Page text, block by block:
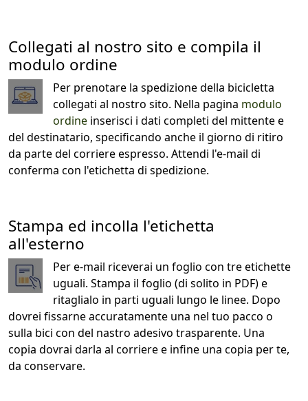
Collegati al nostro sito e compila il
modulo ordine
Per prenotare la spedizione della bicicletta
collegati al nostro sito. Nella pagina modulo
ordine inserisci i dati completi del mittente e
del destinatario, specificando anche il giorno di ritiro
da parte del corriere espresso. Attendi l'e-mail di
conferma con l'etichetta di spedizione.
Stampa ed incolla l'etichetta
all'esterno
Per e-mail riceverai un foglio con tre etichette
uguali. Stampa il foglio (di solito in PDF) e
ritaglialo in parti uguali lungo le linee. Dopo
dovrei fissarne accuratamente una nel tuo pacco o
sulla bici con del nastro adesivo trasparente. Una
copia dovrai darla al corriere e infine una copia per te,
da conservare.